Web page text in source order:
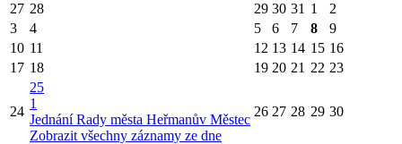
27 28 29 30 31 1
2
3
4 5 6 7 8
9
10 11 12 13 14 15 16
17 18 19 20 21 22 23
24
25
1
Jednání Rady města Heřmanův Městec
Zobrazit všechny záznamy ze dne
26 27 28 29 30